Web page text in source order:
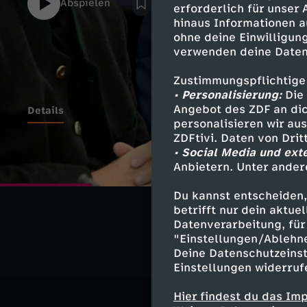
erforderlich für unser
hinaus Informationen
ohne deine
verwenden deine
• Personalisierung:Die
Angebot des ZDF an
personalisieren wir
ZDFtivi. Daten von
• Social Media und
Anbietern. Unter
Du kannst
betrifft nur dein
Datenverarbeitung,
"Einstellungen/
Deine
Einstellungen
Hier findest du das
Abspielen
Details
Ähnliche
Politik